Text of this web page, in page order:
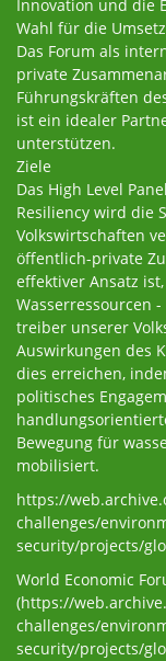
Innovation und die
Wahl für die
Das Forum als
private
Führungskräften
ist ein idealer
unterstützen.
Ziele
Das High Level
Resiliency wird die
Volkswirtschaften
öffentlich-private
effektiver Ansatz
Wasserressourcen
treiber unserer
Auswirkungen des
dies erreichen,
politisches
Bewegung für
mobilisiert.
https://
challenges/
security/projects/
World Economic
(https://
challenges/
security/projects/